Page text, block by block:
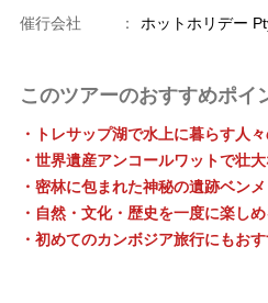
催行会社 ： ホットホリデー
このツアーのおすすめポイ
・トレサップ湖で水上に暮らす人
・世界遺産アンコールワットで壮
・密林に包まれた神秘の遺跡ベン
・自然・文化・歴史を一度に楽し
・初めてのカンボジア旅行にもお